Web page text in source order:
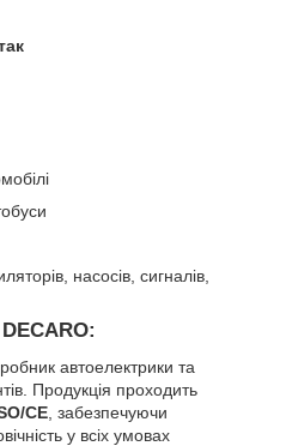
насосів, сигналів,
автоелектрики та
Продукція проходить
CE , забезпечуючи
у всіх умовах